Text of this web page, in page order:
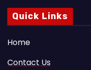
Quick Links
Home
Contact Us